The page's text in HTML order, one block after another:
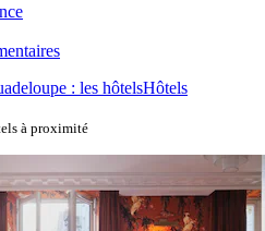
: les hôtelsHôtels
à proximité